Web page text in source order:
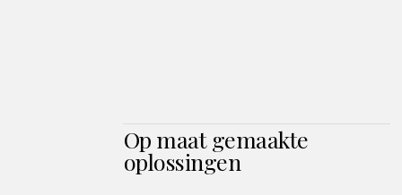
Op maat gemaakte
oplossingen